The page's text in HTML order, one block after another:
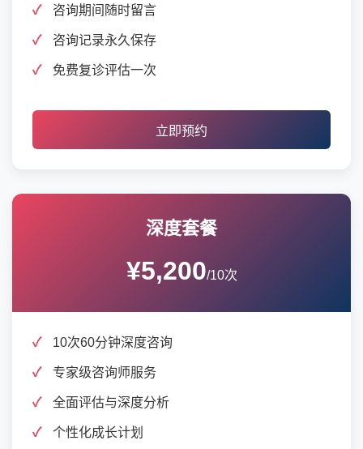
咨询期间随时留言
咨询记录永久保存
免费复诊评估一次
立即预约
深度套餐
¥5,200/10次
10次60分钟深度咨询
专家级咨询师服务
全面评估与深度分析
个性化成长计划